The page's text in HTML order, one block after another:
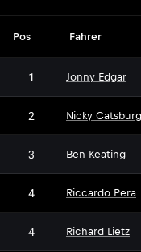
Pos Fahrer
1 Jonny Edgar
2 Nicky Catsburg
3 Ben Keating
4 Riccardo Pera
4 Richard Lietz